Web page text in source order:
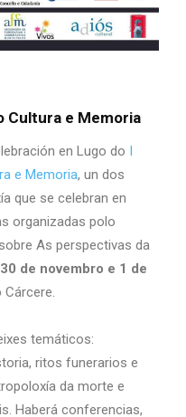
Cultura e Memoria
en Lugo do
e Memoria, un dos
que se celebran en
organizadas polo
As perspectivas da
de novembro e 1 de
temáticos:
ritos funerarios e
da morte e
Haberá conferencias,